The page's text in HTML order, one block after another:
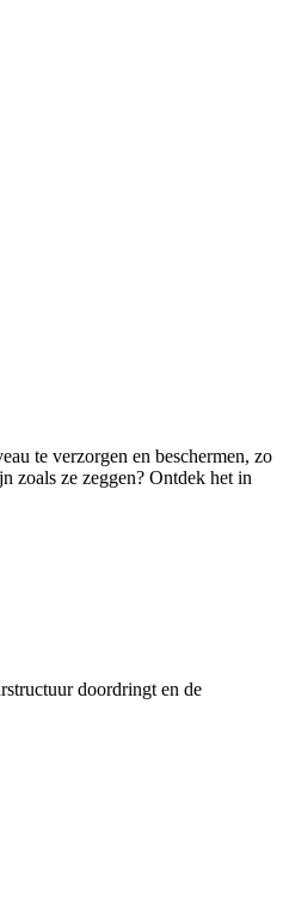
te verzorgen en beschermen, zo
zoals ze zeggen? Ontdek het in
doordringt en de